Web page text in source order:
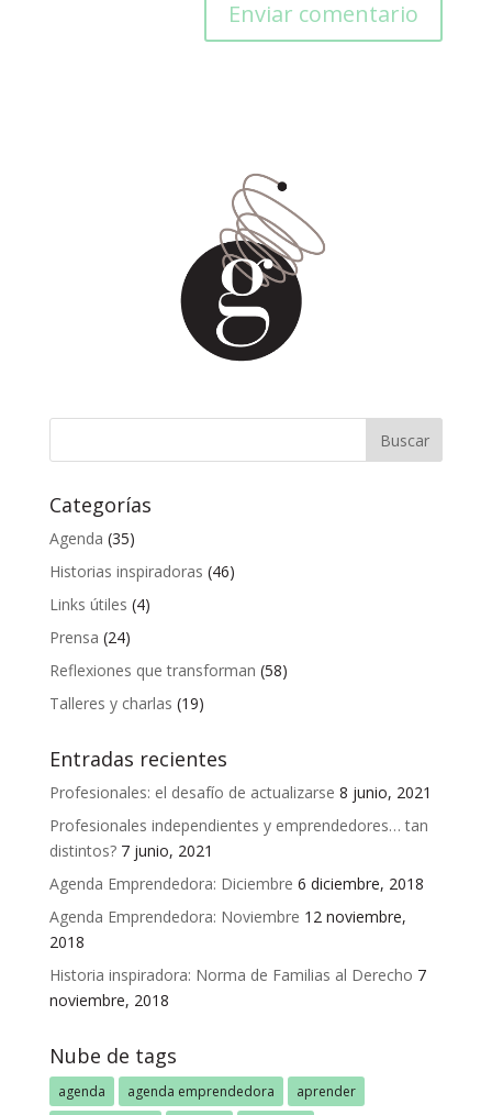
Categorías
Agenda (35)
Historias inspiradoras (46)
Links útiles (4)
Prensa (24)
Reflexiones que transforman (58)
Talleres y charlas (19)
Entradas recientes
Profesionales: el desafío de actualizarse 8 junio, 2021
Profesionales independientes y emprendedores… tan
distintos? 7 junio, 2021
Agenda Emprendedora: Diciembre 6 diciembre, 2018
Agenda Emprendedora: Noviembre 12 noviembre,
2018
Historia inspiradora: Norma de Familias al Derecho 7
noviembre, 2018
Nube de tags
agenda agenda emprendedora
aprender